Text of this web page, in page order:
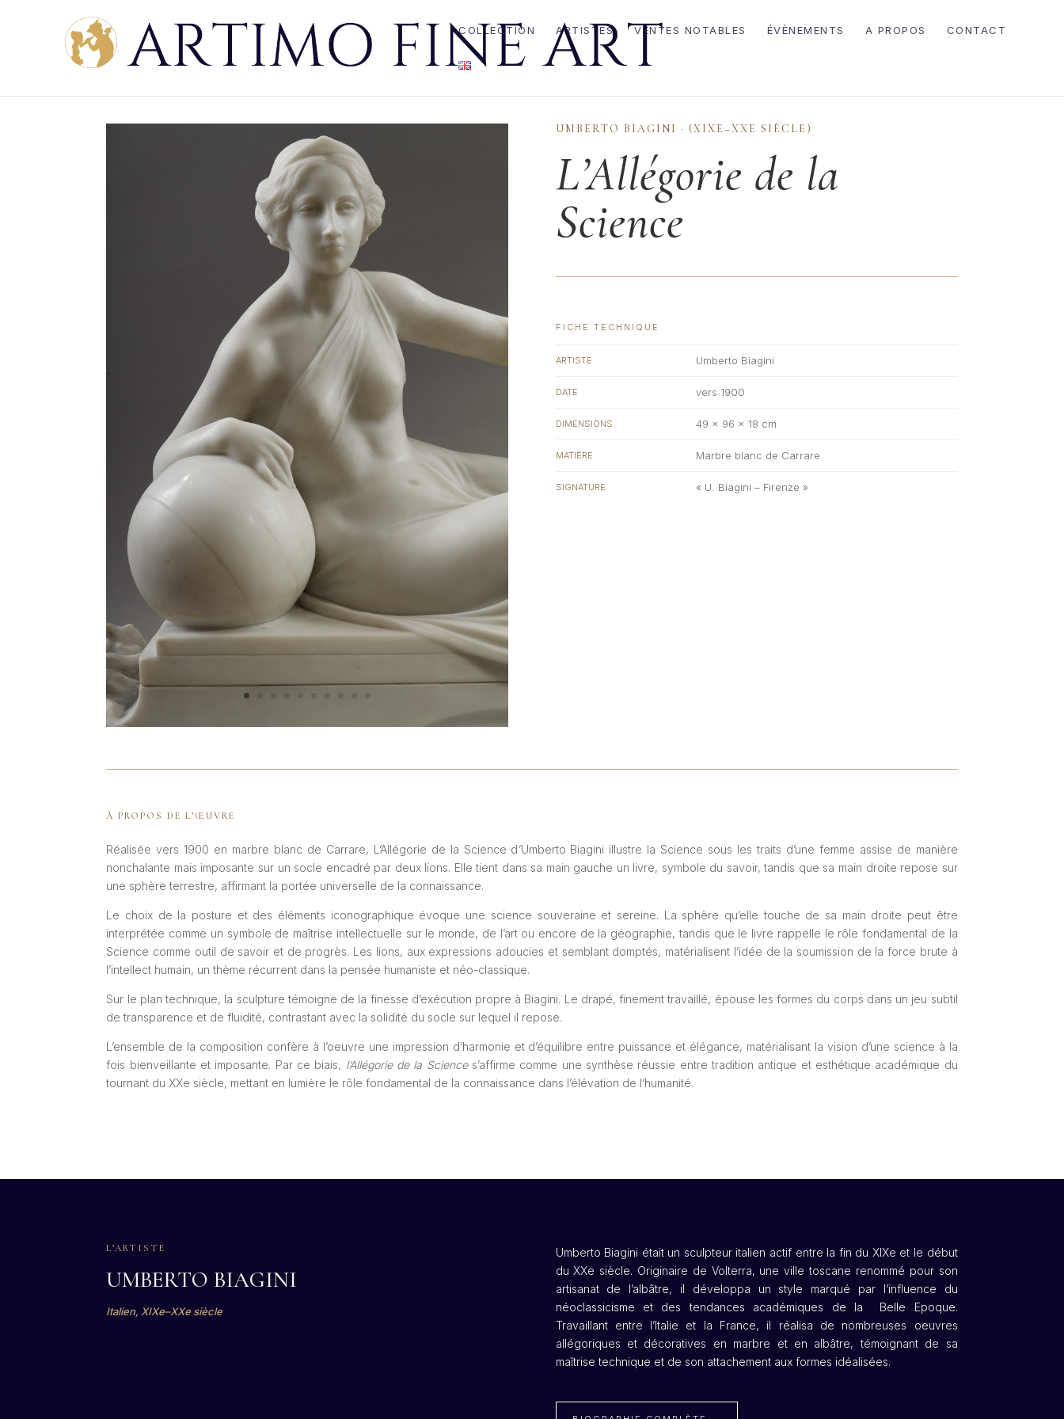
COLLECTION ARTISTES VENTES NOTABLES ÉVÈNEMENTS A PROPOS CONTACT
UMBERTO BIAGINI · (XIXE–XXE SIÈCLE)
L’Allégorie de la
Science
FICHE TECHNIQUE
ARTISTE Umberto Biagini
DATE vers 1900
DIMENSIONS 49 × 96 × 18 cm
MATIÈRE Marbre blanc de Carrare
SIGNATURE « U. Biagini – Firenze »
À PROPOS DE L’ŒUVRE
Réalisée vers 1900 en marbre blanc de Carrare, L’Allégorie de la Science d’Umberto Biagini illustre la Science sous les traits d’une femme assise de manière
nonchalante mais imposante sur un socle encadré par deux lions. Elle tient dans sa main gauche un livre, symbole du savoir, tandis que sa main droite repose sur
une sphère terrestre, affirmant la portée universelle de la connaissance.
Le choix de la posture et des éléments iconographique évoque une science souveraine et sereine. La sphère qu’elle touche de sa main droite peut être
interprétée comme un symbole de maîtrise intellectuelle sur le monde, de l’art ou encore de la géographie, tandis que le livre rappelle le rôle fondamental de la
Science comme outil de savoir et de progrès. Les lions, aux expressions adoucies et semblant domptés, matérialisent l’idée de la soumission de la force brute à
l’intellect humain, un thème récurrent dans la pensée humaniste et néo-classique.
Sur le plan technique, la sculpture témoigne de la finesse d’exécution propre à Biagini. Le drapé, finement travaillé, épouse les formes du corps dans un jeu subtil
de transparence et de fluidité, contrastant avec la solidité du socle sur lequel il repose.
L’ensemble de la composition confère à l’oeuvre une impression d’harmonie et d’équilibre entre puissance et élégance, matérialisant la vision d’une science à la
fois bienveillante et imposante. Par ce biais, l’Allégorie de la Sciences’affirme comme une synthèse réussie entre tradition antique et esthétique académique du
tournant du XXe siècle, mettant en lumière le rôle fondamental de la connaissance dans l’élévation de l’humanité.
L’ARTISTE
UMBERTO BIAGINI
Italien, XIXe–XXe siècle
Umberto Biagini était un sculpteur italien actif entre la fin du XIXe et le début
du XXe siècle. Originaire de Volterra, une ville toscane renommé pour son
artisanat de l’albâtre, il développa un style marqué par l’influence du
néoclassicisme et des tendances académiques de la Belle Epoque.
Travaillant entre l’Italie et la France, il réalisa de nombreuses oeuvres
allégoriques et décoratives en marbre et en albâtre, témoignant de sa
maîtrise technique et de son attachement aux formes idéalisées.